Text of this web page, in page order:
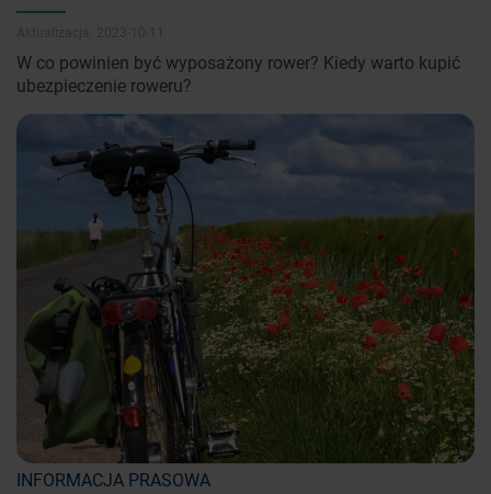
W co powinien być wyposażony rower? Kiedy warto kupić
ubezpieczenie roweru?
INFORMACJA PRASOWA